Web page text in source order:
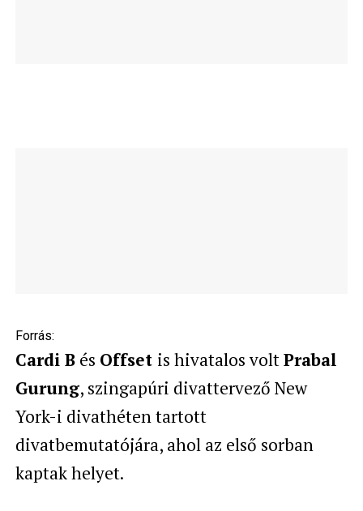
Forrás:
Cardi Bés Offset is hivatalos voltPrabal
Gurung, szingapúri divattervező New
York-i divathéten tartott
divatbemutatójára, ahol az első sorban
kaptak helyet.